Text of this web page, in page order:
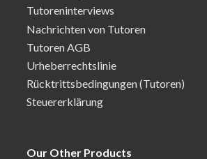
Tutoreninterviews
Nachrichten von Tutoren
Tutoren AGB
Urheberrechtslinie
Rücktrittsbedingungen (Tutoren)
Steuererklärung
Our Other Products